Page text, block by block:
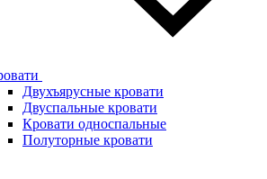
Двухъярусные кровати
Двуспальные кровати
Кровати односпальные
Полуторные кровати